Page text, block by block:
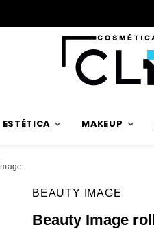
ESTÉTICA MAKEUP
BEAUTY IMAGE
Beauty Image